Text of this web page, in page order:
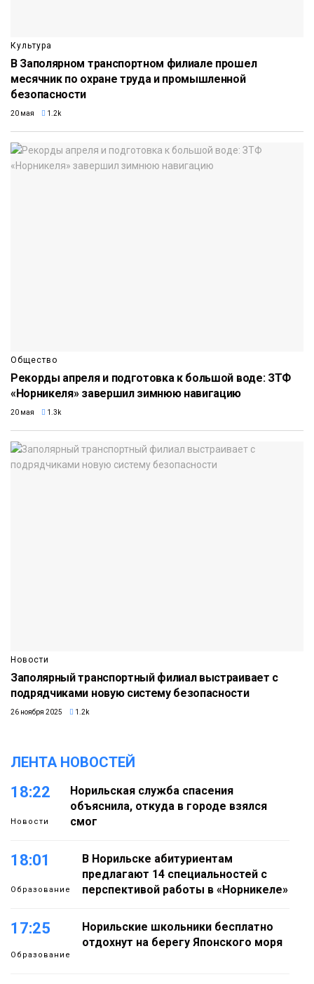
Культура
В Заполярном транспортном филиале прошел
месячник по охране труда и промышленной
безопасности
20 мая 1.2k
Общество
Рекорды апреля и подготовка к большой воде: ЗТФ
«Норникеля» завершил зимнюю навигацию
20 мая 1.3k
Новости
Заполярный транспортный филиал выстраивает с
подрядчиками новую систему безопасности
26 ноября 2025 1.2k
ЛЕНТА НОВОСТЕЙ
18:22
Новости
Норильская служба спасения
объяснила, откуда в городе взялся
смог
18:01
Образование
В Норильске абитуриентам
предлагают 14 специальностей с
перспективой работы в «Норникеле»
17:25
Образование
Норильские школьники бесплатно
отдохнут на берегу Японского моря